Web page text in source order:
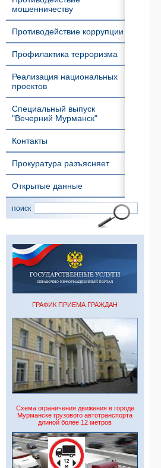
мошенничеству
Противодействие коррупции
Профилактика терроризма
Реализация национальных
проектов
Специальный выпуск
"Вечерний Мурманск"
Контакты
Прокуратура разъясняет
Открытые данные
поиск
ГРАФИК ПРИЕМА ГРАЖДАН
Схема ограничения движения в городе
Мурманске грузового автотранспорта
длиной более 12 метров